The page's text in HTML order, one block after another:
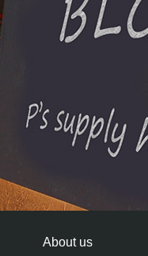
About us